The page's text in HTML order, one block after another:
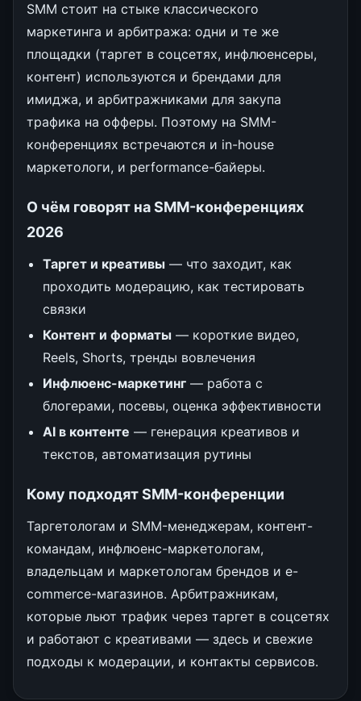
SMM стоит на стыке классического
маркетинга и арбитража: одни и те же
площадки (таргет в соцсетях, инфлюенсеры,
контент) используются и брендами для
имиджа, и арбитражниками для закупа
трафика на офферы. Поэтому на SMM-
конференциях встречаются и in-house
маркетологи, и performance-байеры.
О чём говорят на SMM-конференциях
2026
Таргет и креативы — что заходит, как
проходить модерацию, как тестировать
связки
Контент и форматы — короткие видео,
Reels, Shorts, тренды вовлечения
Инфлюенс-маркетинг — работа с
блогерами, посевы, оценка эффективности
AI в контенте — генерация креативов и
текстов, автоматизация рутины
Кому подходят SMM-конференции
Таргетологам и SMM-менеджерам, контент-
командам, инфлюенс-маркетологам,
владельцам и маркетологам брендов и e-
commerce-магазинов. Арбитражникам,
которые льют трафик через таргет в соцсетях
и работают с креативами — здесь и свежие
подходы к модерации, и контакты сервисов.